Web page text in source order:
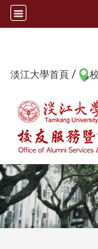
淡江大學首頁 /